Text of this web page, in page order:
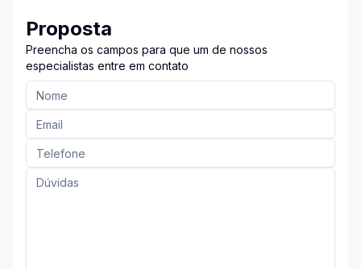
Proposta
Preencha os campos para que um de nossos
especialistas entre em contato